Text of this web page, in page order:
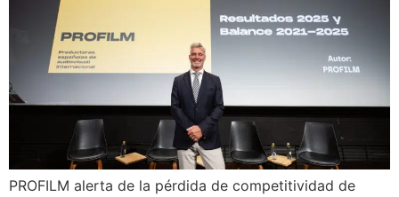
PROFILM alerta de la pérdida de competitividad de